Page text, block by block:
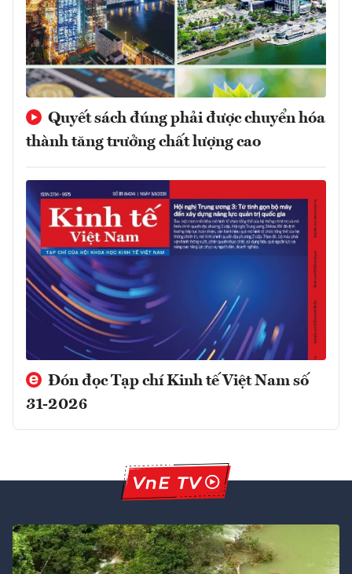
Quyết sách đúng phải được chuyển hóa
thành tăng trưởng chất lượng cao
Đón đọc Tạp chí Kinh tế Việt Nam số
31-2026